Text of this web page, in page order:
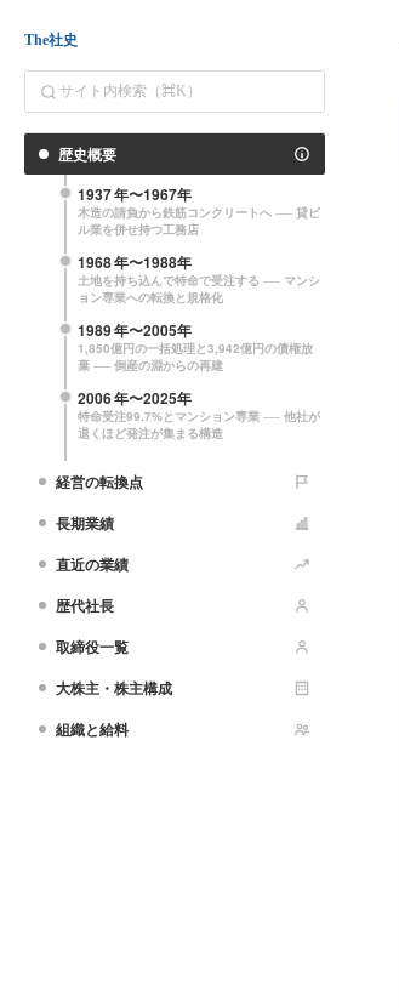
The社史
歴史概要
1937年〜1967年
木造の請負から鉄筋コンクリートへ ── 貸ビ
ル業を併せ持つ工務店
1968年〜1988年
土地を持ち込んで特命で受注する ── マンシ
ョン専業への転換と規格化
1989年〜2005年
1,850億円の一括処理と3,942億円の債権放
棄 ── 倒産の淵からの再建
2006年〜2025年
特命受注99.7%とマンション専業 ── 他社が
退くほど発注が集まる構造
経営の転換点
長期業績
直近の業績
歴代社長
取締役一覧
大株主・株主構成
組織と給料